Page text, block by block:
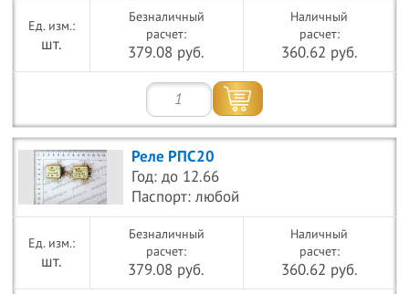
шт.
Безналичный
расчет:
379.08 руб.
Наличный
расчет:
360.62 руб.
Реле РПС20
Год: до 12.66
Паспорт: любой
шт.
Безналичный
расчет:
379.08 руб.
Наличный
расчет:
360.62 руб.